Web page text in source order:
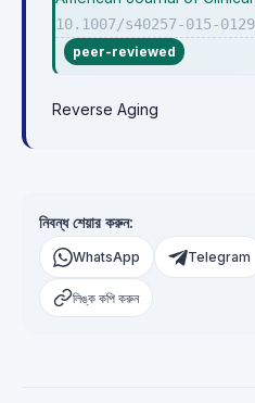
10.1007/s40257-015-
peer-reviewed
Reverse Aging
নিবন্ধ শেয়ার করুন:
WhatsApp Telegram
লিঙ্ক কপি করুন